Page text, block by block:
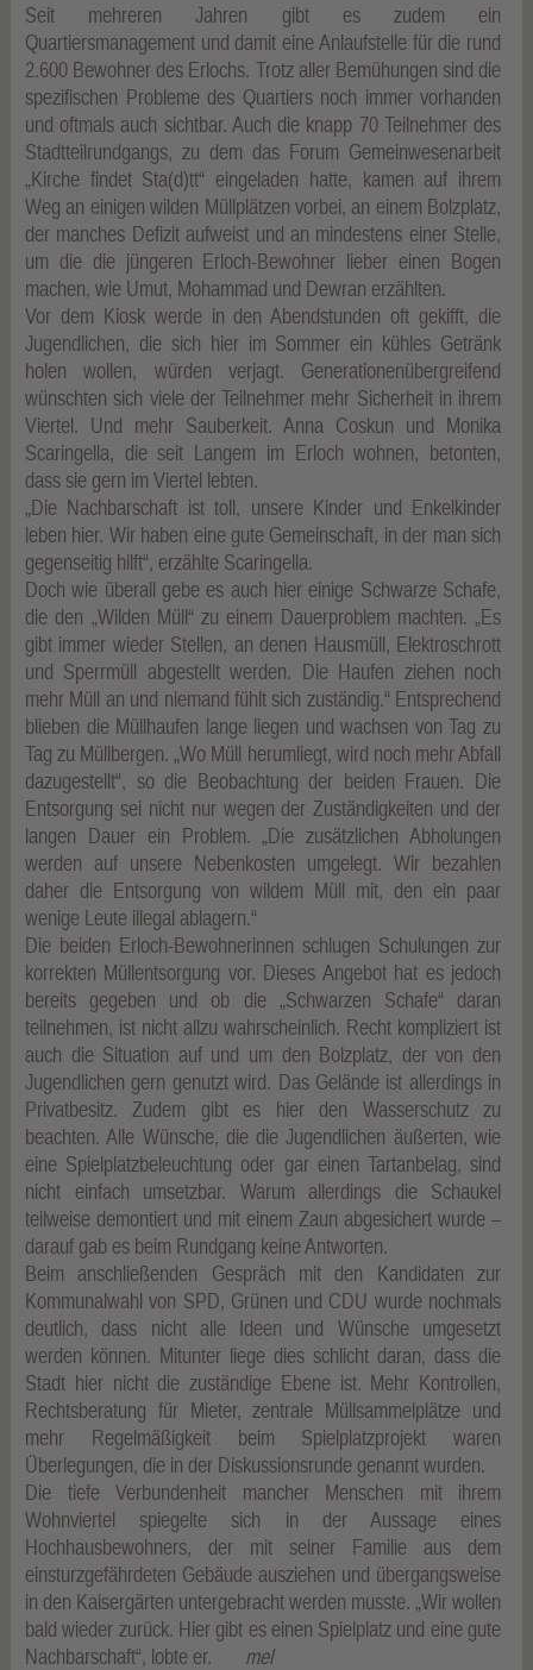
Seit mehreren Jahren gibt es zudem ein
Quartiersmanagement und damit eine Anlaufstelle für die rund
2.600 Bewohner des Erlochs. Trotz aller Bemühungen sind die
spezifischen Probleme des Quartiers noch immer vorhanden
und oftmals auch sichtbar. Auch die knapp 70 Teilnehmer des
Stadtteilrundgangs, zu dem das Forum Gemeinwesenarbeit
„Kirche findet Sta(d)tt“ eingeladen hatte, kamen auf ihrem
Weg an einigen wilden Müllplätzen vorbei, an einem Bolzplatz,
der manches Defizit aufweist und an mindestens einer Stelle,
um die die jüngeren Erloch-Bewohner lieber einen Bogen
machen, wie Umut, Mohammad und Dewran erzählten.
Vor dem Kiosk werde in den Abendstunden oft gekifft, die
Jugendlichen, die sich hier im Sommer ein kühles Getränk
holen wollen, würden verjagt. Generationenübergreifend
wünschten sich viele der Teilnehmer mehr Sicherheit in ihrem
Viertel. Und mehr Sauberkeit. Anna Coskun und Monika
Scaringella, die seit Langem im Erloch wohnen, betonten,
dass sie gern im Viertel lebten.
„Die Nachbarschaft ist toll, unsere Kinder und Enkelkinder
leben hier. Wir haben eine gute Gemeinschaft, in der man sich
gegenseitig hilft“, erzählte Scaringella.
Doch wie überall gebe es auch hier einige Schwarze Schafe,
die den „Wilden Müll“ zu einem Dauerproblem machten. „Es
gibt immer wieder Stellen, an denen Hausmüll, Elektroschrott
und Sperrmüll abgestellt werden. Die Haufen ziehen noch
mehr Müll an und niemand fühlt sich zuständig.“ Entsprechend
blieben die Müllhaufen lange liegen und wachsen von Tag zu
Tag zu Müllbergen. „Wo Müll herumliegt, wird noch mehr Abfall
dazugestellt“, so die Beobachtung der beiden Frauen. Die
Entsorgung sei nicht nur wegen der Zuständigkeiten und der
langen Dauer ein Problem. „Die zusätzlichen Abholungen
werden auf unsere Nebenkosten umgelegt. Wir bezahlen
daher die Entsorgung von wildem Müll mit, den ein paar
wenige Leute illegal ablagern.“
Die beiden Erloch-Bewohnerinnen schlugen Schulungen zur
korrekten Müllentsorgung vor. Dieses Angebot hat es jedoch
bereits gegeben und ob die „Schwarzen Schafe“ daran
teilnehmen, ist nicht allzu wahrscheinlich. Recht kompliziert ist
auch die Situation auf und um den Bolzplatz, der von den
Jugendlichen gern genutzt wird. Das Gelände ist allerdings in
Privatbesitz. Zudem gibt es hier den Wasserschutz zu
beachten. Alle Wünsche, die die Jugendlichen äußerten, wie
eine Spielplatzbeleuchtung oder gar einen Tartanbelag, sind
nicht einfach umsetzbar. Warum allerdings die Schaukel
teilweise demontiert und mit einem Zaun abgesichert wurde –
darauf gab es beim Rundgang keine Antworten.
Beim anschließenden Gespräch mit den Kandidaten zur
Kommunalwahl von SPD, Grünen und CDU wurde nochmals
deutlich, dass nicht alle Ideen und Wünsche umgesetzt
werden können. Mitunter liege dies schlicht daran, dass die
Stadt hier nicht die zuständige Ebene ist. Mehr Kontrollen,
Rechtsberatung für Mieter, zentrale Müllsammelplätze und
mehr Regelmäßigkeit beim Spielplatzprojekt waren
Überlegungen, die in der Diskussionsrunde genannt wurden.
Die tiefe Verbundenheit mancher Menschen mit ihrem
Wohnviertel spiegelte sich in der Aussage eines
Hochhausbewohners, der mit seiner Familie aus dem
einsturzgefährdeten Gebäude ausziehen und übergangsweise
in den Kaisergärten untergebracht werden musste. „Wir wollen
bald wieder zurück. Hier gibt es einen Spielplatz und eine gute
Nachbarschaft“, lobte er.
mel